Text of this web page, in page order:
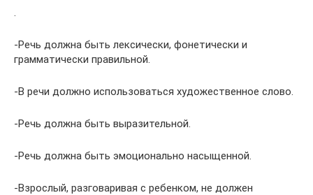
.
-Речь должна быть лексически, фонетически и
грамматически правильной.
-В речи должно использоваться художественное слово.
-Речь должна быть выразительной.
-Речь должна быть эмоционально насыщенной.
-Взрослый, разговаривая с ребенком, не должен